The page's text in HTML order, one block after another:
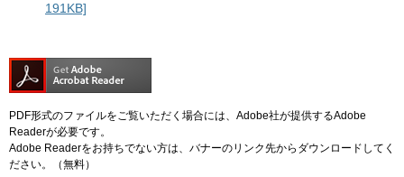
191KB]
PDF形式のファイルをご覧いただく場合には、Adobe社が提供するAdobe
Readerが必要です。
Adobe Readerをお持ちでない方は、バナーのリンク先からダウンロードしてく
ださい。（無料）